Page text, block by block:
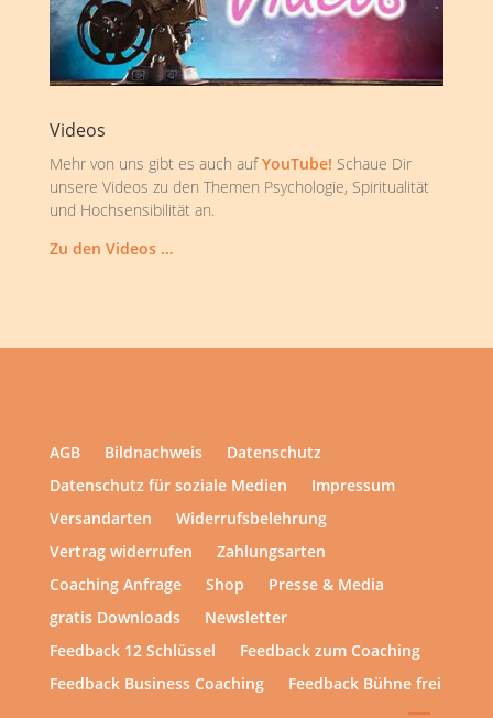
Videos
Mehr von uns gibt es auch aufYouTube! Schaue Dir
unsere Videos zu den Themen Psychologie, Spiritualität
und Hochsensibilität an.
Zu den Videos …
AGB Bildnachweis
Datenschutz
Datenschutz für soziale Medien
Impressum
Versandarten
Widerrufsbelehrung
Vertrag widerrufen
Zahlungsarten
Coaching Anfrage
Shop
Presse & Media
gratis Downloads
Newsletter
Feedback 12 Schlüssel
Feedback zum Coaching
Feedback Business Coaching
Feedback Bühne frei